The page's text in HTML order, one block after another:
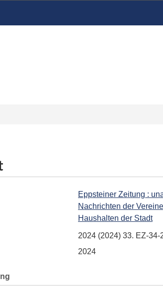
Eppsteiner Zeitung :
Nachrichten der
Haushalten der Stadt
2024 (2024) 33. EZ-34-
2024